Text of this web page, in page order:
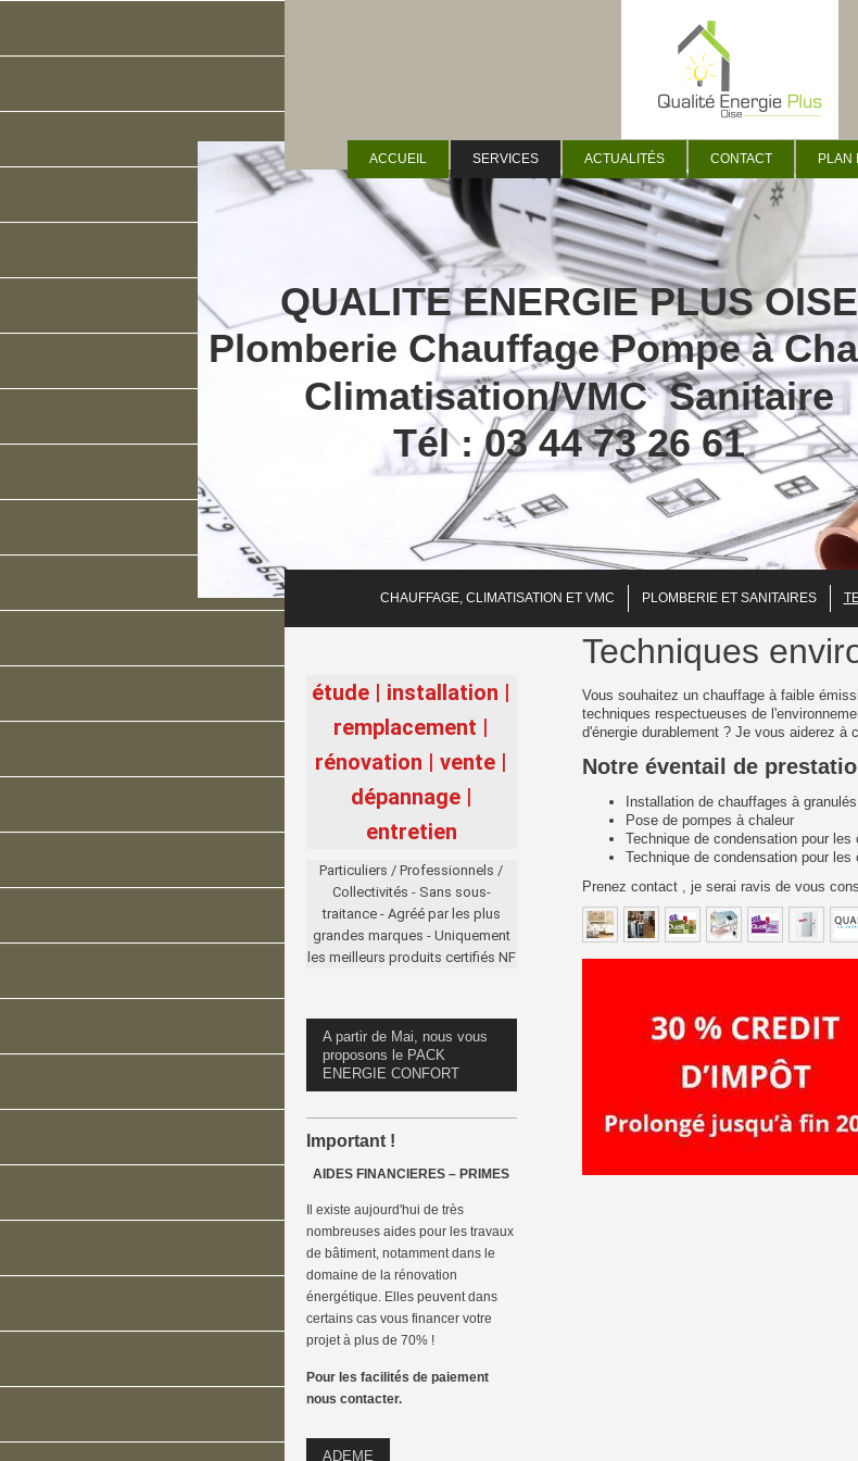
ACCUEIL SERVICES ACTUALITÉS CONTACT PLAN
QUALITE ENERGIE PLUS OISE
Plomberie Chauffage Pompe à
Climatisation/VMC Sanitaire
Tél : 03 44 73 26 61
CHAUFFAGE, CLIMATISATION ET VMC PLOMBERIE ET SANITAIRES
Techniques
Vous souhaitez un chauffage à faible
techniques respectueuses de
d'énergie durablement ? Je vous aiderez à
Notre éventail de
Installation de chauffages à
Pose de pompes à chaleur
Technique de condensation pour les
Technique de condensation pour les
Prenez contact , je serai ravis de vous
étude | installation |
remplacement |
rénovation | vente |
dépannage |
entretien
Particuliers / Professionnels /
Collectivités - Sans sous-
traitance - Agréé par les plus
grandes marques - Uniquement
les meilleurs produits certifiés NF
A partir de Mai, nous vous
proposons le PACK
ENERGIE CONFORT
Important !
AIDES FINANCIERES – PRIMES
Il existe aujourd'hui de très
nombreuses aides pour les travaux
de bâtiment, notamment dans le
domaine de la rénovation
énergétique. Elles peuvent dans
certains cas vous financer votre
projet à plus de 70% !
Pour les facilités de paiement
nous contacter.
ADEME